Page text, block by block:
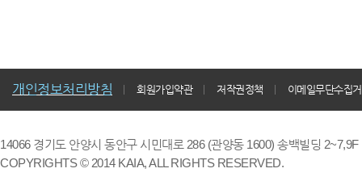
개인정보처리방침 회원가입약관 저작권정책 이메일무단수집
14066 경기도 안양시 동안구 시민대로 286 (관양동 1600) 송백빌딩
COPYRIGHTS © 2014 KAIA, ALL RIGHTS RESERVED.